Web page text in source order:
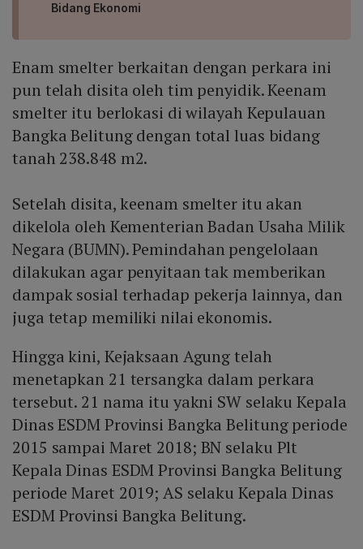
Bidang Ekonomi
Enam smelter berkaitan dengan perkara ini
pun telah disita oleh tim penyidik. Keenam
smelter itu berlokasi di wilayah Kepulauan
Bangka Belitung dengan total luas bidang
tanah 238.848 m2.
Setelah disita, keenam smelter itu akan
dikelola oleh Kementerian Badan Usaha Milik
Negara (BUMN). Pemindahan pengelolaan
dilakukan agar penyitaan tak memberikan
dampak sosial terhadap pekerja lainnya, dan
juga tetap memiliki nilai ekonomis.
Hingga kini, Kejaksaan Agung telah
menetapkan 21 tersangka dalam perkara
tersebut. 21 nama itu yakni SW selaku Kepala
Dinas ESDM Provinsi Bangka Belitung periode
2015 sampai Maret 2018; BN selaku Plt
Kepala Dinas ESDM Provinsi Bangka Belitung
periode Maret 2019; AS selaku Kepala Dinas
ESDM Provinsi Bangka Belitung.